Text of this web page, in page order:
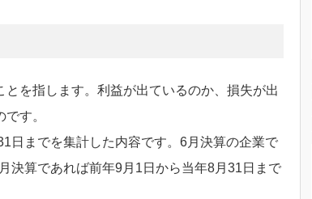
を指します。利益が出ているのか、損失が出
す。
日までを集計した内容です。6月決算の企業で
決算であれば前年9月1日から当年8月31日まで